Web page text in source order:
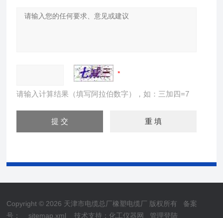
请输入计算结果（填写阿拉伯数字），如：三加四=7
Copyright © 2026 天津市电缆总厂橡塑电缆厂 版权所有 备案
号：
sitemap.xml 技术支持：化工仪器网 管理登陆